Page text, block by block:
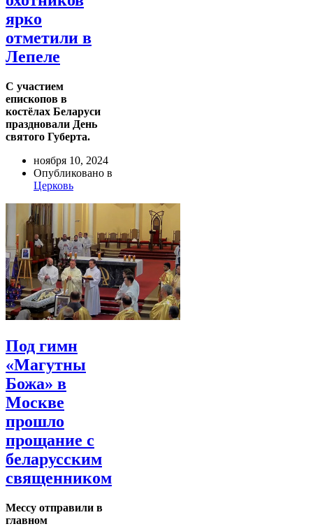
ярко
отметили в
Лепеле
С участием
епископов в
костёлах Беларуси
праздновали День
святого Губерта.
ноября 10, 2024
Опубликовано в
Церковь
Под гимн
«Магутны
Божа» в
Москве
прошло
прощание с
беларусским
священником
Мессу отправили в
главном